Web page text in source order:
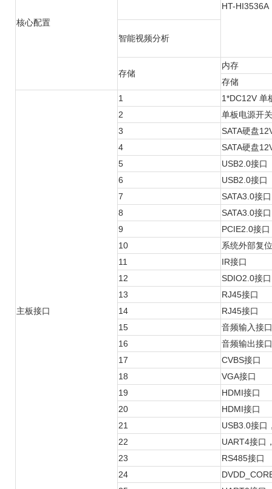
核心配置
HT-HI3536A
智能视频分析
存储
内存
存储
主板接口
1
1*DC12V 单
2
单板电源开关
3
SATA硬盘
4
SATA硬盘
5
USB2.0接口
6
USB2.0接口
7
SATA3.0接口
8
SATA3.0接口
9
PCIE2.0接口
10
系统外部复
11
IR接口
12
SDIO2.0接
13
RJ45接口
14
RJ45接口
15
音频输入接
16
音频输出接
17
CVBS接口
18
VGA接口
19
HDMI接口
20
HDMI接口
21
USB3.0接口
22
UART4接口
23
RS485接口
24